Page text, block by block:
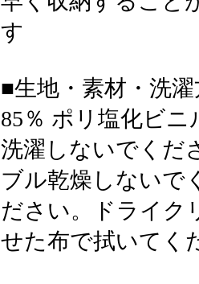
す
■生地・素材・洗
85％ ポリ塩化ビ
洗濯しないでくだ
ブル乾燥しないで
ださい。ドライク
せた布で拭いてく